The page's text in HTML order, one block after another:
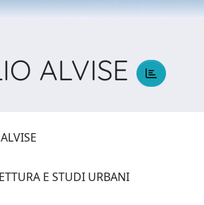
ALVISE
E STUDI URBANI